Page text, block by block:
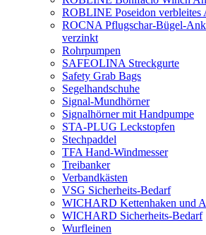
ROBLINE Poseidon verbleites
ROCNA Pflugschar-Bügel-
verzinkt
Rohrpumpen
SAFEOLINA Streckgurte
Safety Grab Bags
Segelhandschuhe
Signal-Mundhörner
Signalhörner mit Handpumpe
STA-PLUG Leckstopfen
Stechpaddel
TFA Hand-Windmesser
Treibanker
Verbandkästen
VSG Sicherheits-Bedarf
WICHARD Kettenhaken und
WICHARD Sicherheits-Bedarf
Wurfleinen